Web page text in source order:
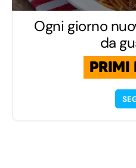
Ogni giorno
da
PRIMI